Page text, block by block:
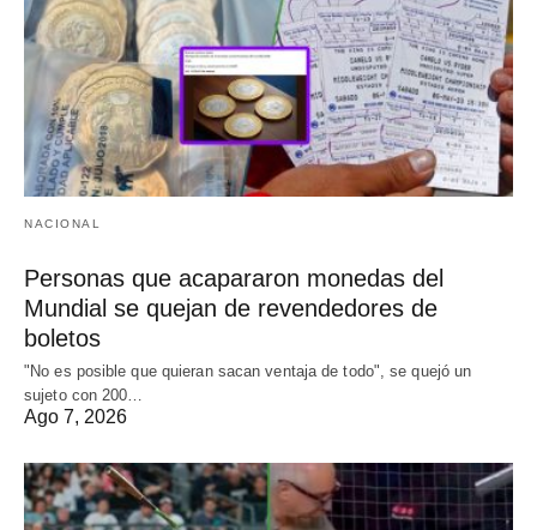
NACIONAL
Personas que acapararon monedas del
Mundial se quejan de revendedores de
boletos
"No es posible que quieran sacan ventaja de todo", se quejó un
sujeto con 200…
Ago 7, 2026